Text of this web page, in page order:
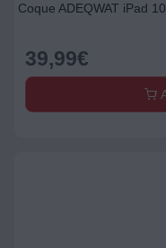
Coque ADEQWAT iPad
39,99€